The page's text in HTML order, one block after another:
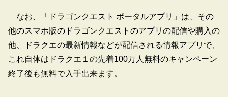
なお、「ドラゴンクエスト ポータルアプリ」は、その
他のスマホ版のドラゴンクエストのアプリの配信や購入の
他、ドラクエの最新情報などが配信される情報アプリで、
これ自体はドラクエ１の先着100万人無料のキャンペーン
終了後も無料で入手出来ます。